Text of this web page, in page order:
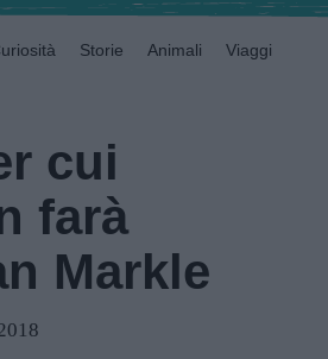
Storie Animali Viaggi
cui
farà
Markle